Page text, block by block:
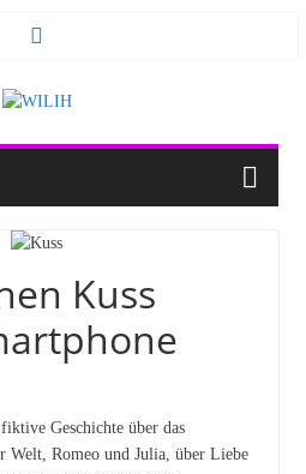
Kuss
Geschichte über das
Welt, Romeo und Julia, über Liebe